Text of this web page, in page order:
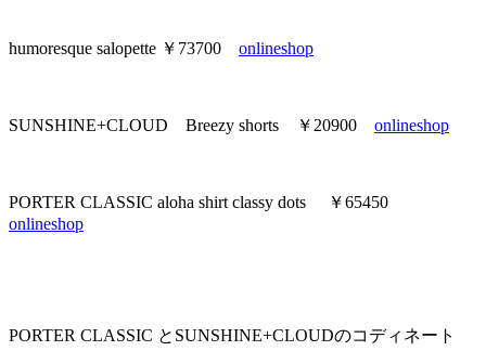
humoresque salopette ￥73700 onlineshop
SUNSHINE+CLOUD Breezy shorts ￥20900 onlineshop
PORTER CLASSIC aloha shirt classy dots ￥65450
onlineshop
PORTER CLASSIC とSUNSHINE+CLOUDのコディネート